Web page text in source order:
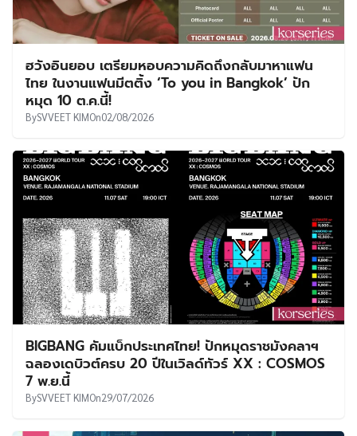
ฮวังอินยอบ เตรียมหอบความคิดถึงกลับมาหาแฟน
ไทย ในงานแฟนมีตติ้ง ‘To you in Bangkok’ ปัก
หมุด 10 ต.ค.นี้!
BySVVEET KIMOn02/08/2026
BIGBANG คัมแบ็กประเทศไทย! ปักหมุดราชมังคลาฯ
ฉลองเดบิวต์ครบ 20 ปีในเวิลด์ทัวร์ XX : COSMOS
7 พ.ย.นี้
BySVVEET KIMOn29/07/2026